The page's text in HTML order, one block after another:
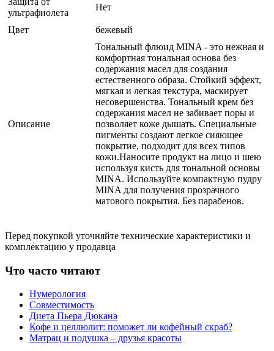
ультрафиолета
Нет
Цвет бежевый
Описание
Тональный флюид MINA - это нежная и
комфортная тональная основа без
содержания масел для создания
естественного образа. Стойкий эффект,
мягкая и легкая текстура, маскирует
несовершенства. Тональный крем без
содержания масел не забивает поры и
позволяет коже дышать. Специальные
пигменты создают легкое сияющее
покрытие, подходит для всех типов
кожи.Наносите продукт на лицо и шею
используя кисть для тональной основы
MINA. Используйте компактную пудру
MINA для получения прозрачного
матового покрытия. Без парабенов.
Перед покупкой уточняйте технические характеристики и
комплектацию у продавца
Что часто читают
Нумерология
Совместимость
Диета Пьера Дюкана
Кофе и целлюлит: поможет ли кофейный скраб?
Матрац и подушка – друзья красоты